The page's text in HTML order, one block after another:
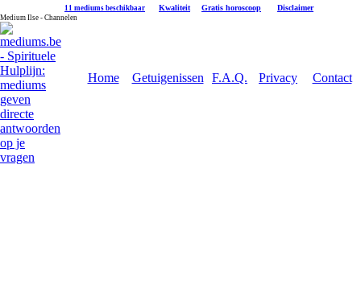
11 mediums beschikbaar Kwaliteit Gratis horoscoop Disclaimer
Medium Ilse - Channelen
Home Getuigenissen F.A.Q. Privacy Contact